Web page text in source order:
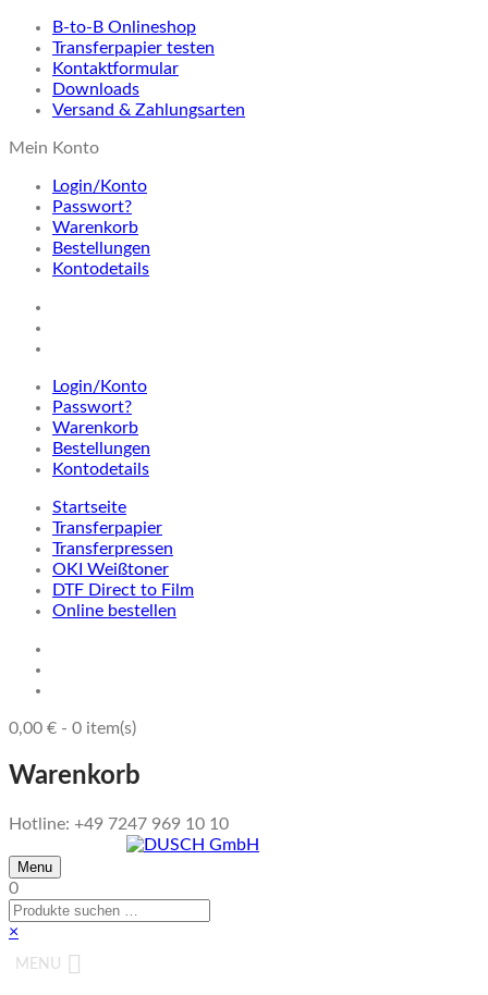
B-to-B Onlineshop
Transferpapier testen
Kontaktformular
Downloads
Versand & Zahlungsarten
Mein Konto
Login/Konto
Passwort?
Warenkorb
Bestellungen
Kontodetails
Login/Konto
Passwort?
Warenkorb
Bestellungen
Kontodetails
Startseite
Transferpapier
Transferpressen
OKI Weißtoner
DTF Direct to Film
Online bestellen
0,00 € - 0 item(s)
Warenkorb
Hotline: +49 7247 969 10 10
Menu
0
×
MENU